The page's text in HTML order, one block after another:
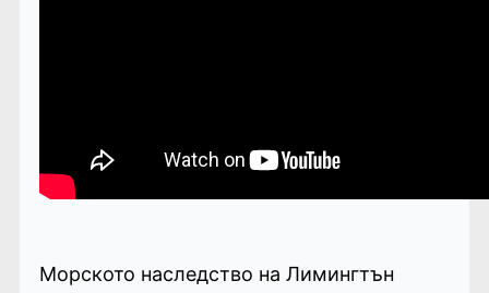
Морското наследство на Лимингтън